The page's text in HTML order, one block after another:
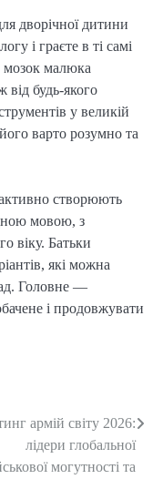
дворічної дитини
і граєте в ті самі
мозок малюка
від будь-якого
у великій
варто розумно та
створюють
мовою, з
віку. Батьки
які можна
Головне —
і продовжувати
армій світу 2026:
лідери глобальної
могутності та